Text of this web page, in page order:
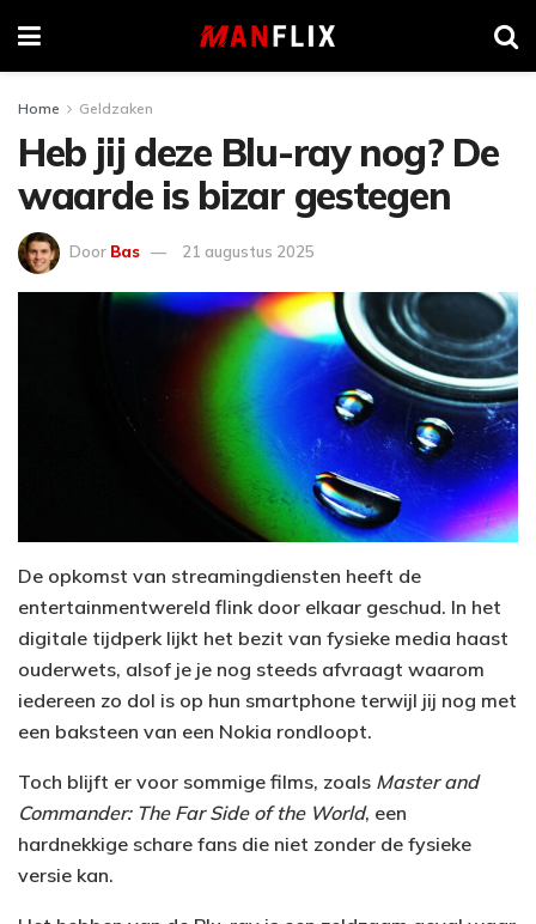
Home Geldzaken
Heb jij deze Blu-ray nog? De
waarde is bizar gestegen
Door Bas 21 augustus 2025
De opkomst van streamingdiensten heeft de
entertainmentwereld flink door elkaar geschud. In het
digitale tijdperk lijkt het bezit van fysieke media haast
ouderwets, alsof je je nog steeds afvraagt waarom
iedereen zo dol is op hun smartphone terwijl jij nog met
een baksteen van een Nokia rondloopt.
Toch blijft er voor sommige films, zoals Master and
Commander: The Far Side of the World, een
hardnekkige schare fans die niet zonder de fysieke
versie kan.